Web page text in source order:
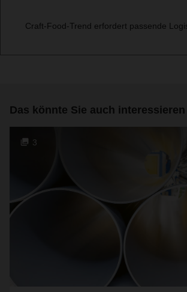
Craft-Food-Trend erfordert passende
Das könnte Sie auch interessieren
3